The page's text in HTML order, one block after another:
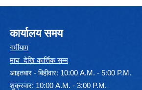
कार्यालय समय
गर्मीयाम
माघ देखि कार्त्तिक सम्म
आइतबार - बिहीवार: 10:00 A.M. - 5:00 P.M.
शुक्रवार: 10:00 A.M. - 3:00 P.M.